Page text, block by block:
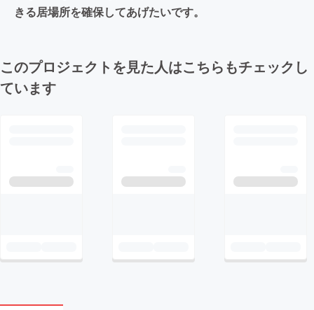
きる居場所を確保してあげたいです。
このプロジェクトを見た人はこちらもチェックし
ています